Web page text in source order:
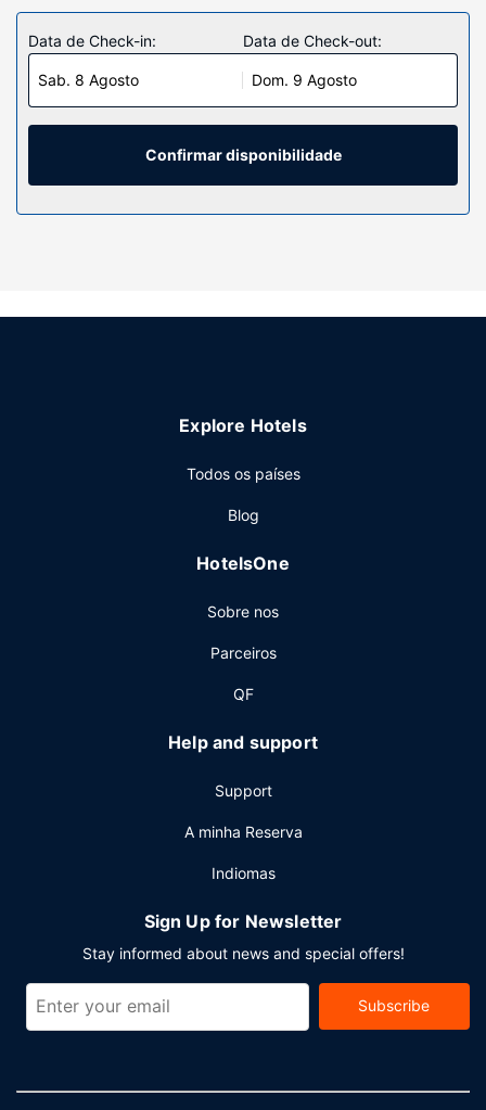
Sinta-se em casa num dos 87 quartos com ar
condicionado, um frigorífico e Smart TV. As camas têm
colchões pillowtop, para um sono pleno de conforto. O
acesso à internet sem fios permite-lhe estar sempre
contactável. Ao final do dia, assista a uma seleção de
canais via satélite. As casas de banho privativas dispõem
de uma combinação polibã/banheira, artigos de higiene
Serviço do hotel
registo de saída rápido e uma receção aberta 24 horas. Há
Data de Check-in:
Sab. 8 Agosto
Data de Check-out:
Dom. 9 Agosto
Confirmar disponibilidade
Explore Hotels
Todos os países
Blog
HotelsOne
Sobre nos
Parceiros
QF
Help and support
Support
A minha Reserva
Indiomas
Sign Up for Newsletter
Stay informed about news and special offers!
Subscribe